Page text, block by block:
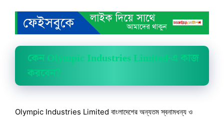
কেন Olympic Industries Limited-এ কাজ
করবেন?
Olympic Industries Limited বাংলাদেশের অন্যতম স্বনামধন্য ও